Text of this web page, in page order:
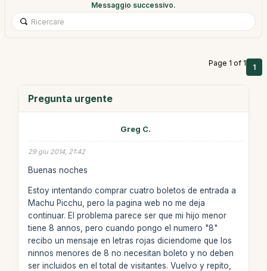
Messaggio successivo.
Page 1 of 1 1
Pregunta urgente
Greg C.
29 giu 2014, 21:42
Buenas noches
Estoy intentando comprar cuatro boletos de entrada a
Machu Picchu, pero la pagina web no me deja
continuar. El problema parece ser que mi hijo menor
tiene 8 annos, pero cuando pongo el numero "8"
recibo un mensaje en letras rojas diciendome que los
ninnos menores de 8 no necesitan boleto y no deben
ser incluidos en el total de visitantes. Vuelvo y repito,